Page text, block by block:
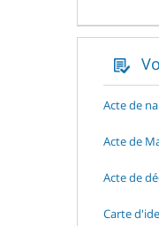
Acte de
Acte de
Acte de
Carte